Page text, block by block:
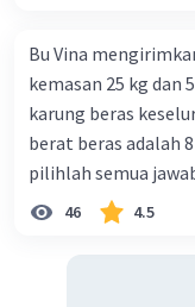
Bu Vina
kemasan 25 kg dan
karung beras
berat beras adalah
pilihlah semua
dari satu. Banyak
buah. Banyak
46 4.5